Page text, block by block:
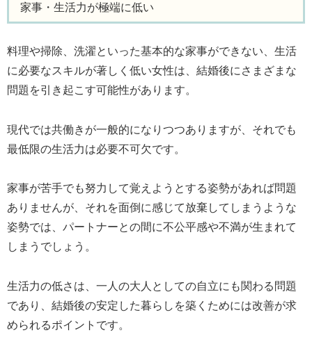
家事・生活力が極端に低い
料理や掃除、洗濯といった基本的な家事ができない、生活
に必要なスキルが著しく低い女性は、結婚後にさまざまな
問題を引き起こす可能性があります。
現代では共働きが一般的になりつつありますが、それでも
最低限の生活力は必要不可欠です。
家事が苦手でも努力して覚えようとする姿勢があれば問題
ありませんが、それを面倒に感じて放棄してしまうような
姿勢では、パートナーとの間に不公平感や不満が生まれて
しまうでしょう。
生活力の低さは、一人の大人としての自立にも関わる問題
であり、結婚後の安定した暮らしを築くためには改善が求
められるポイントです。